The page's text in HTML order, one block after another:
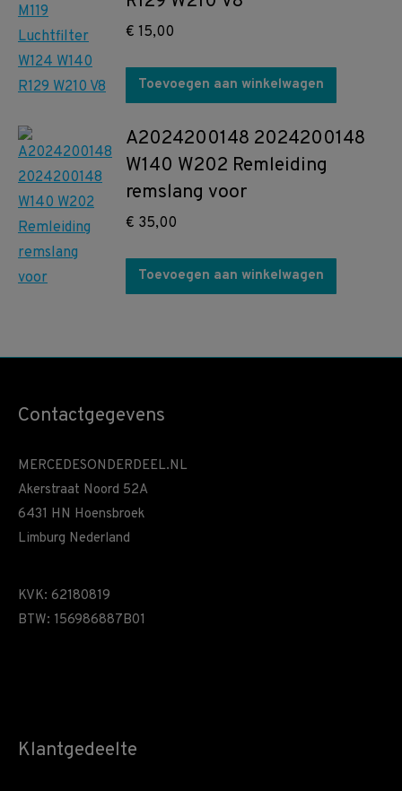
€ 15,00
Toevoegen aan winkelwagen
A2024200148 2024200148
W140 W202 Remleiding
remslang voor
€ 35,00
Toevoegen aan winkelwagen
Contactgegevens
MERCEDESONDERDEEL.NL
Akerstraat Noord 52A
6431 HN Hoensbroek
Limburg Nederland
KVK: 62180819
BTW: 156986887B01
Klantgedeelte